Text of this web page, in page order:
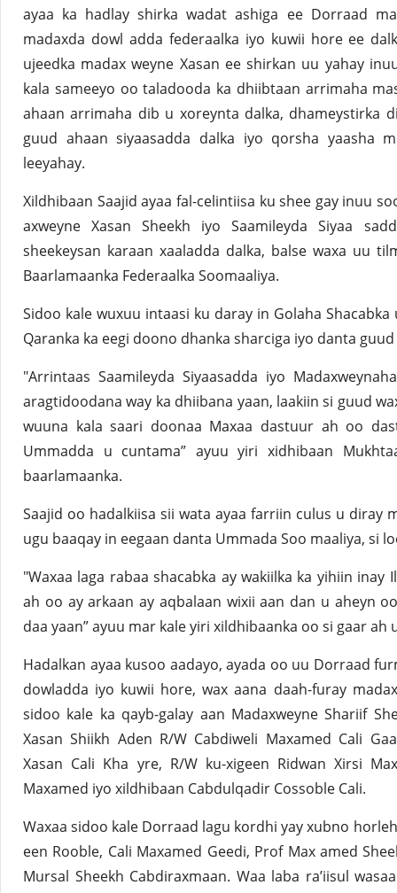
ayaa ka hadlay shirka wadat ashiga ee Dorraad
madaxda dowl adda federaalka iyo kuwii hore ee
ujeedka madax weyne Xasan ee shirkan uu yahay
kala sameeyo oo taladooda ka dhiibtaan arrimaha
ahaan arrimaha dib u xoreynta dalka, dhameystirka
guud ahaan siyaasadda dalka iyo qorsha yaasha
leeyahay.
Xildhibaan Saajid ayaa fal-celintiisa ku shee gay inuu
axweyne Xasan Sheekh iyo Saamileyda Siyaa
sheekeysan karaan xaaladda dalka, balse waxa uu
Baarlamaanka Federaalka Soomaaliya.
Sidoo kale wuxuu intaasi ku daray in Golaha
Qaranka ka eegi doono dhanka sharciga iyo danta
"Arrintaas Saamileyda Siyaasadda iyo
aragtidoodana way ka dhiibana yaan, laakiin si guud
wuuna kala saari doonaa Maxaa dastuur ah oo
Ummadda u cuntama” ayuu yiri xidhibaan
baarlamaanka.
Saajid oo hadalkiisa sii wata ayaa farriin culus u diray
ugu baaqay in eegaan danta Ummada Soo maaliya, si
"Waxaa laga rabaa shacabka ay wakiilka ka yihiin
ah oo ay arkaan ay aqbalaan wixii aan dan u aheyn
daa yaan” ayuu mar kale yiri xildhibaanka oo si gaar ah
Hadalkan ayaa kusoo aadayo, ayada oo uu Dorraad
dowladda iyo kuwii hore, wax aana daah-furay
sidoo kale ka qayb-galay aan Madaxweyne Shariif
Xasan Shiikh Aden R/W Cabdiweli Maxamed Cali
Xasan Cali Kha yre, R/W ku-xigeen Ridwan Xirsi
Maxamed iyo xildhibaan Cabdulqadir Cossoble Cali.
Waxaa sidoo kale Dorraad lagu kordhi yay xubno
een Rooble, Cali Maxamed Geedi, Prof Max amed
Mursal Sheekh Cabdiraxmaan. Waa laba ra’iisul